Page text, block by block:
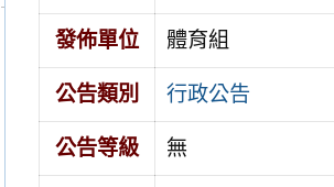
發佈單位 體育組
公告類別 行政公告
公告等級 無